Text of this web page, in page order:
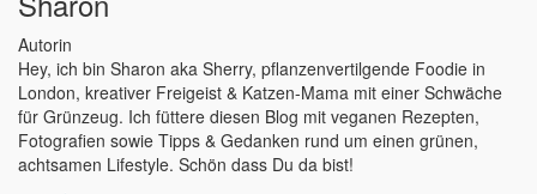
Autorin
Hey, ich bin Sharon aka Sherry, pflanzenvertilgende Foodie in
London, kreativer Freigeist & Katzen-Mama mit einer Schwäche
für Grünzeug. Ich füttere diesen Blog mit veganen Rezepten,
Fotografien sowie Tipps & Gedanken rund um einen grünen,
achtsamen Lifestyle. Schön dass Du da bist!